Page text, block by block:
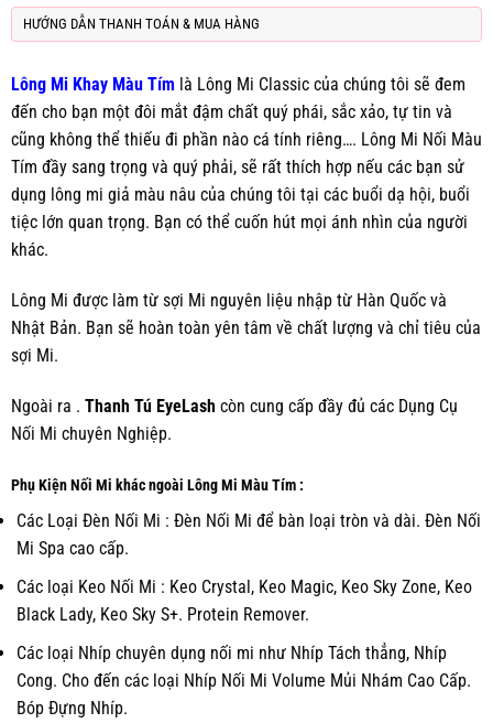
HƯỚNG DẪN THANH TOÁN & MUA HÀNG
Lông Mi Khay Màu Tím là Lông Mi Classic của chúng tôi sẽ đem
đến cho bạn một đôi mắt đậm chất quý phái, sắc xảo, tự tin và
cũng không thể thiếu đi phần nào cá tính riêng…. Lông Mi Nối Màu
Tím đầy sang trọng và quý phải, sẽ rất thích hợp nếu các bạn sử
dụng lông mi giả màu nâu của chúng tôi tại các buổi dạ hội, buổi
tiệc lớn quan trọng. Bạn có thể cuốn hút mọi ánh nhìn của người
khác.
Lông Mi được làm từ sợi Mi nguyên liệu nhập từ Hàn Quốc và
Nhật Bản. Bạn sẽ hoàn toàn yên tâm về chất lượng và chỉ tiêu của
sợi Mi.
Ngoài ra . Thanh Tú EyeLash còn cung cấp đầy đủ các Dụng Cụ
Nối Mi chuyên Nghiệp.
Phụ Kiện Nối Mi khác ngoài Lông Mi Màu Tím :
Các Loại Đèn Nối Mi : Đèn Nối Mi để bàn loại tròn và dài. Đèn Nối
Mi Spa cao cấp.
Các loại Keo Nối Mi : Keo Crystal, Keo Magic, Keo Sky Zone, Keo
Black Lady, Keo Sky S+. Protein Remover.
Các loại Nhíp chuyên dụng nối mi như Nhíp Tách thẳng, Nhíp
Cong. Cho đến các loại Nhíp Nối Mi Volume Mủi Nhám Cao Cấp.
Bóp Đựng Nhíp.